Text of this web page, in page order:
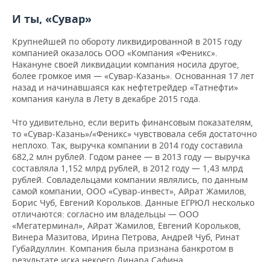
И ты, «Сувар»
Крупнейшей по обороту ликвидированной в 2015 году
компанией оказалось ООО «Компания «Феникс».
Накануне своей ликвидации компания носила другое,
более громкое имя — «Сувар-Казань». Основанная 17 лет
назад и начинавшаяся как нефтетрейдер «Татнефти»
компания канула в Лету в декабре 2015 года.
Что удивительно, если верить финансовым показателям,
то «Сувар-Казань»/«Феникс» чувствовала себя достаточно
неплохо. Так, выручка компании в 2014 году составила
682,2 млн рублей. Годом ранее — в 2013 году — выручка
составляла 1,152 млрд рублей, в 2012 году — 1,43 млрд
рублей. Совладельцами компании являлись, по данным
самой компании, ООО «Сувар-инвест», Айрат Жамилов,
Борис Чуб, Евгений Корольков. Данные ЕГРЮЛ несколько
отличаются: согласно им владельцы — ООО
«Мегатерминал», Айрат Жамилов, Евгений Корольков,
Винера Мазитова, Ирина Петрова, Андрей Чуб, Ринат
Губайдуллин. Компания была признана банкротом в